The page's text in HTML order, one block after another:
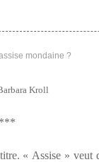
Kroll
***
« Assise » veut